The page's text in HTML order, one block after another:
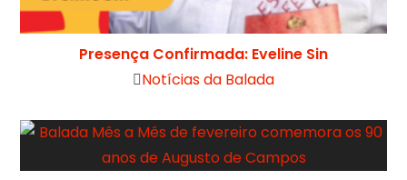
Presença Confirmada: Eveline Sin
Notícias da Balada